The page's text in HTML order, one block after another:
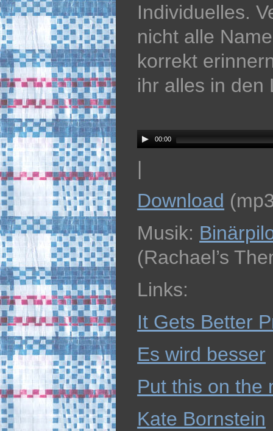
Individuelles.
nicht alle
korrekt
ihr alles in den
00:00
|
Download
Musik:
(Rachael’s
Links:
It Gets Better
Es wird besser
Put this on the
Kate Bornstein